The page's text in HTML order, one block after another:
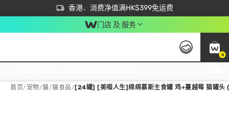
香港．消费净值满HK$399免运费
立即成为易赏钱会员尽享独家优惠
首次APP下单买满$450 输入 NEWAPP 即减$50
门店 及 服务
0
首页/ 宠物/貓/貓食品/ [24罐] [美喵人生]绵绵慕斯主食罐 鸡+蔓越莓 猫罐